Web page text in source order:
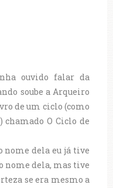
ouvido falar da
soube a Arqueiro
de um ciclo (como
chamado O Ciclo de
nome dela eu já tive
nome dela, mas tive
se era mesmo a